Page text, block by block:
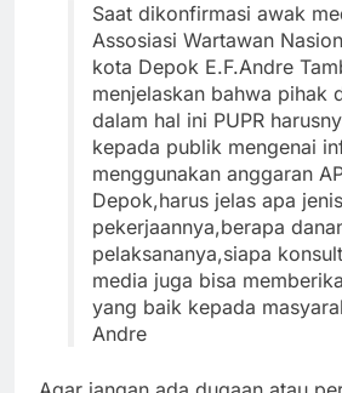
Saat dikonfirmasi awak
Assosiasi Wartawan
kota Depok E.F.Andre
menjelaskan bahwa pihak
dalam hal ini PUPR
kepada publik mengenai
menggunakan anggaran
Depok,harus jelas apa jenis
pekerjaannya,berapa
pelaksananya,siapa
media juga bisa
yang baik kepada
Andre